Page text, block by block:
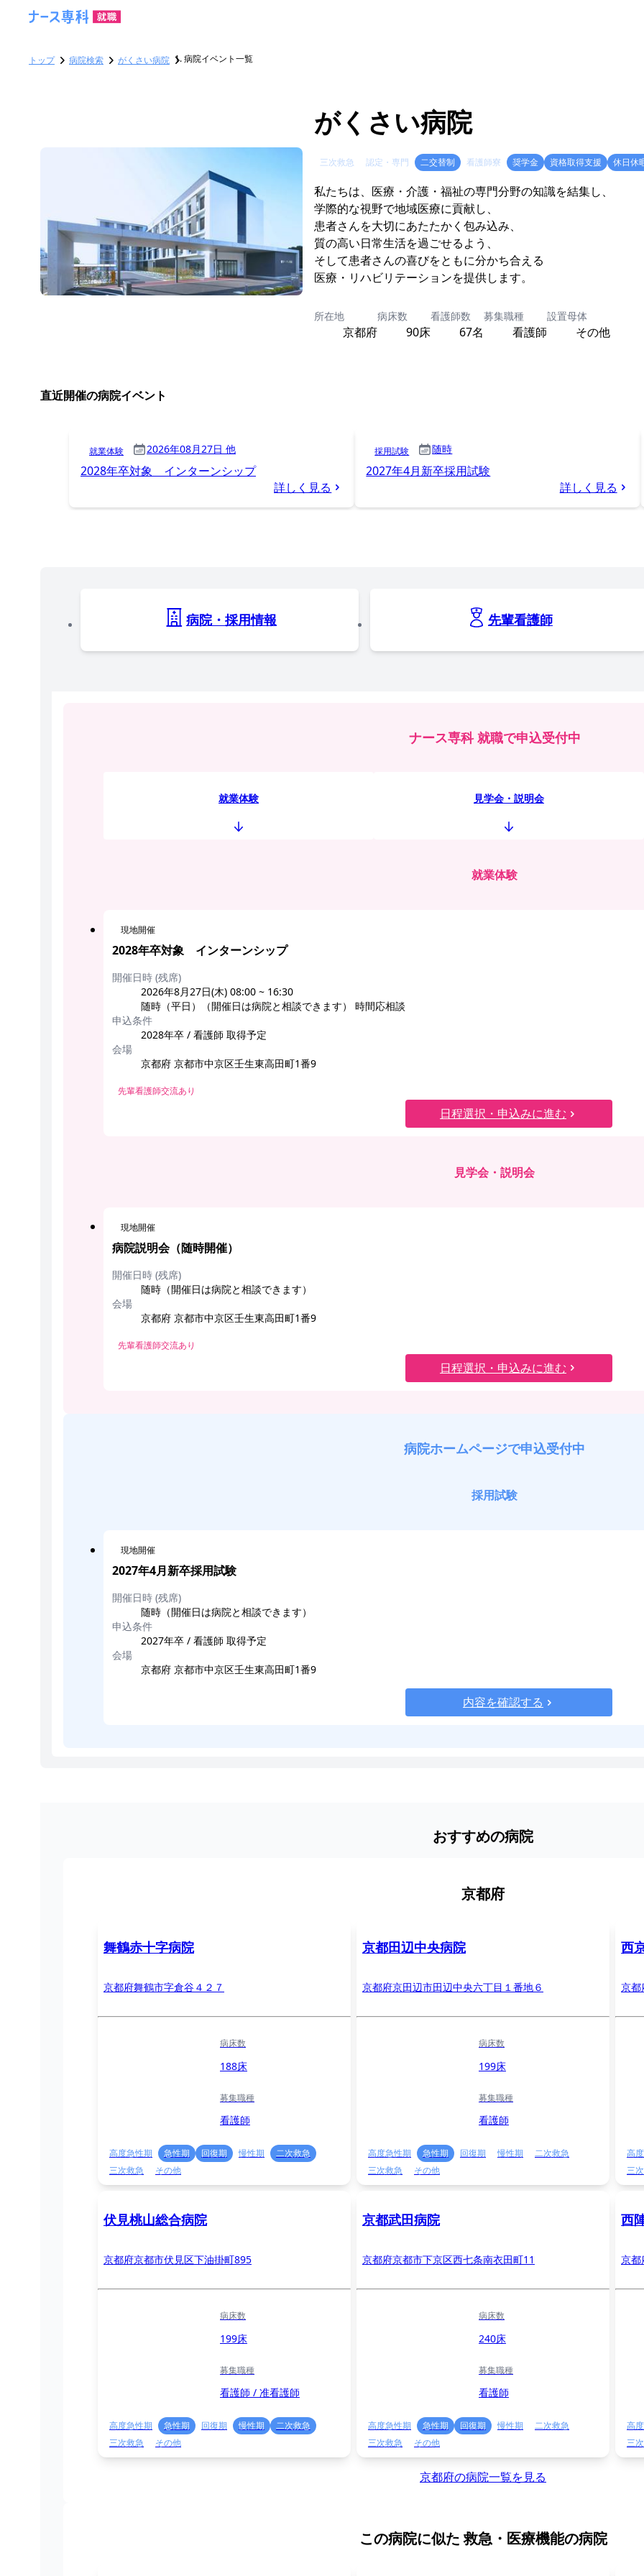
トップ 病院検索 がくさい病院 病院イベント一覧
がくさい病院
三次救急 認定・専門 二交替制 看護師寮 奨学金 資格取得支援 休日休
私たちは、医療・介護・福祉の専門分野の知識を結集し、
学際的な視野で地域医療に貢献し、
患者さんを大切にあたたかく包み込み、
質の高い日常生活を過ごせるよう、
そして患者さんの喜びをともに分かち合える
医療・リハビリテーションを提供します。
所在地
京都府
病床数
90床
看護師数
67名
募集職種
看護師
設置母体
その他
直近開催の病院イベント
就業体験 2026年08月27日 他
2028年卒対象 インターンシップ
詳しく見る
採用試験 随時
2027年4月新卒採用試験
詳しく見る
病院・採用情報 先輩看護師
ナース専科 就職で申込受付中
就業体験 見学会・説明会
就業体験
現地開催
2028年卒対象 インターンシップ
開催日時 (残席)
2026年8月27日(木) 08:00 ~ 16:30
随時（平日）（開催日は病院と相談できます） 時間応相談
申込条件
2028年卒 / 看護師 取得予定
会場
京都府 京都市中京区壬生東高田町1番9
先輩看護師交流あり
日程選択・申込みに進む
見学会・説明会
現地開催
病院説明会（随時開催）
開催日時 (残席)
随時（開催日は病院と相談できます）
会場
京都府 京都市中京区壬生東高田町1番9
先輩看護師交流あり
日程選択・申込みに進む
病院ホームページで申込受付中
採用試験
現地開催
2027年4月新卒採用試験
開催日時 (残席)
随時（開催日は病院と相談できます）
申込条件
2027年卒 / 看護師 取得予定
会場
京都府 京都市中京区壬生東高田町1番9
内容を確認する
おすすめの病院
京都府
舞鶴赤十字病院
京都府舞鶴市字倉谷４２７
病床数
188床
募集職種
看護師
高度急性期 急性期 回復期 慢性期
二次救急
三次救急
その他
京都田辺中央病院
京都府京田辺市田辺中央六丁目１番地６
病床数
199床
募集職種
看護師
高度急性期 急性期 回復期 慢性期
二次救急
三次救急
その他
西
京都
高
三
伏見桃山総合病院
京都府京都市伏見区下油掛町895
病床数
199床
募集職種
看護師 / 准看護師
高度急性期 急性期 回復期 慢性期
二次救急
三次救急
その他
京都武田病院
京都府京都市下京区西七条南衣田町11
病床数
240床
募集職種
看護師
高度急性期 急性期 回復期 慢性期
二次救急
三次救急
その他
西
京都
高
三
京都府の病院一覧を見る
この病院に似た 救急・医療機能の病院